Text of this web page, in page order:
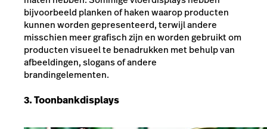
bijvoorbeeld planken of haken waarop producten
kunnen worden gepresenteerd, terwijl andere
misschien meer grafisch zijn en worden gebruikt om
producten visueel te benadrukken met behulp van
afbeeldingen, slogans of andere
brandingelementen.
3. Toonbankdisplays